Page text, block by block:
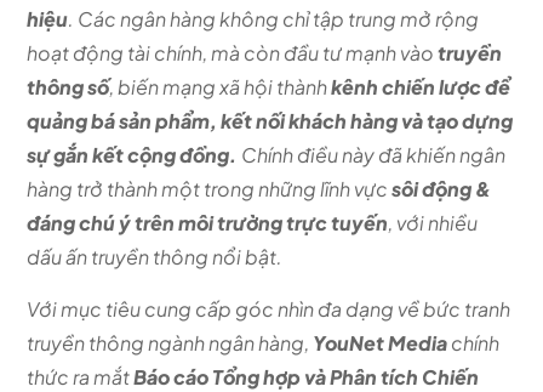
hiệu. Các ngân hàng không chỉ tập trung mở rộng
hoạt động tài chính, mà còn đầu tư mạnh vàotruyền
thông số, biến mạng xã hội thànhkênh chiến lược để
quảng bá sản phẩm, kết nối khách hàng và tạo dựng
sự gắn kết cộng đồng. Chính điều này đã khiến ngân
hàng trở thành một trong những lĩnh vựcsôi động &
đáng chú ý trên môi trường trực tuyến, với nhiều
dấu ấn truyền thông nổi bật.
Với mục tiêu cung cấp góc nhìn đa dạng về bức tranh
truyền thông ngành ngân hàng, YouNet Mediachính
thức ra mắtBáo cáo Tổng hợp và Phân tích Chiến